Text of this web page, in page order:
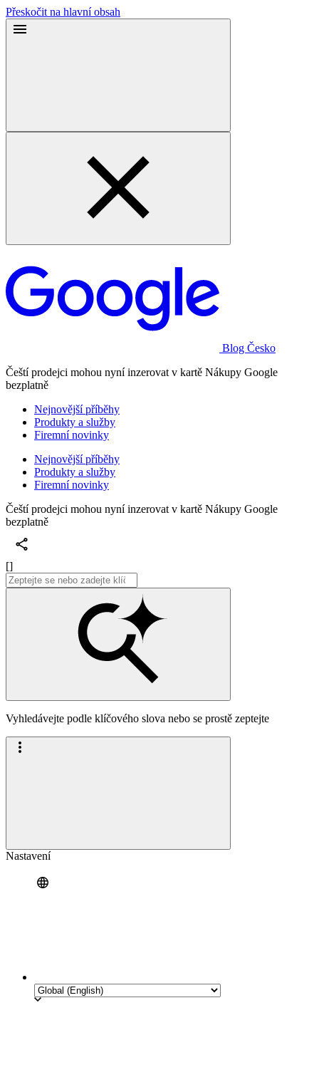
Přeskočit na hlavní obsah
Blog Česko
Čeští prodejci mohou nyní inzerovat v kartě Nákupy Google
bezplatně
Nejnovější příběhy
Produkty a služby
Firemní novinky
Nejnovější příběhy
Produkty a služby
Firemní novinky
Čeští prodejci mohou nyní inzerovat v kartě Nákupy Google
bezplatně
[]
Vyhledávejte podle klíčového slova nebo se prostě zeptejte
Nastavení